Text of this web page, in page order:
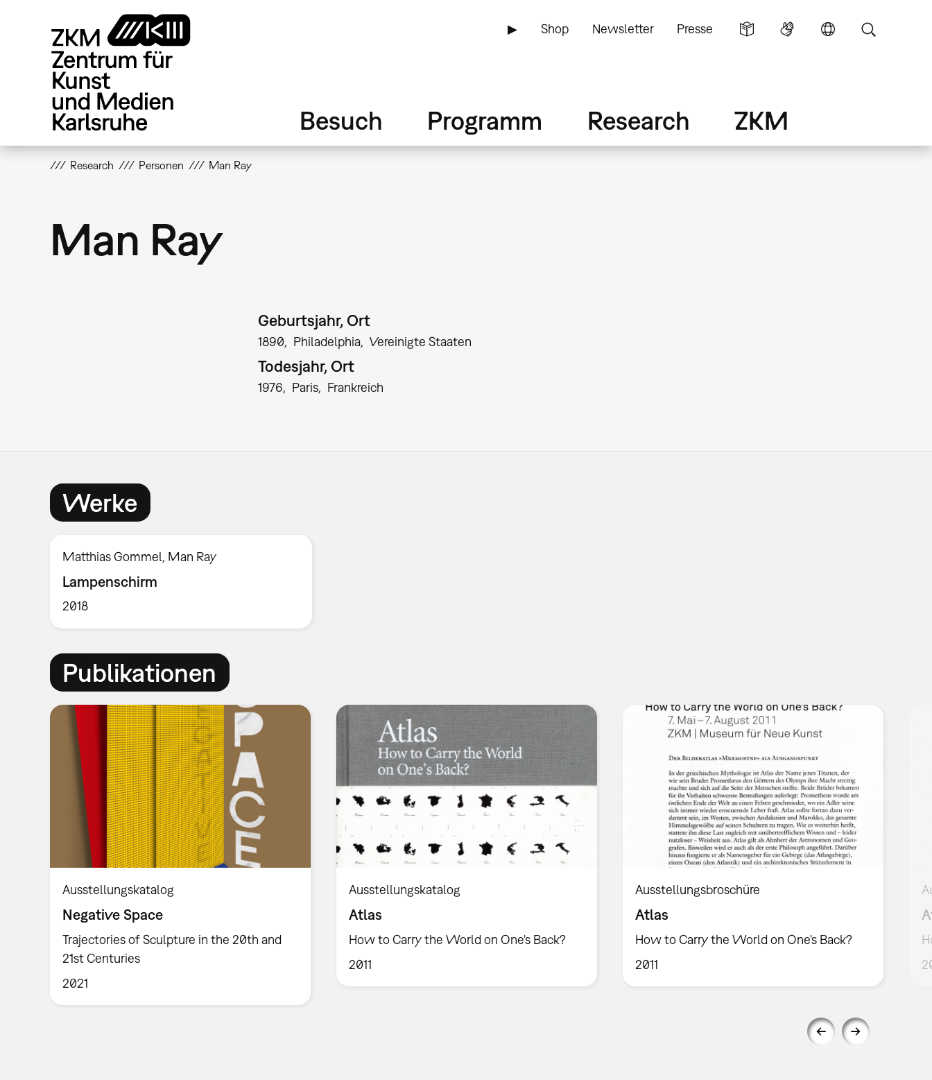
▶ Shop Newsletter Presse
Besuch Programm Research ZKM
Research Personen Man Ray
Man Ray
Geburtsjahr, Ort
1890 Philadelphia Vereinigte Staaten
Todesjahr, Ort
1976 Paris Frankreich
Werke
Matthias Gommel, Man Ray
Lampenschirm
2018
Publikationen
Ausstellungskatalog
Negative Space
Trajectories of Sculpture in the 20th and
21st Centuries
2021
Ausstellungskatalog
Atlas
How to Carry the World on One's Back?
2011
Ausstellungsbroschüre
Atlas
How to Carry the World on One's Back?
2011